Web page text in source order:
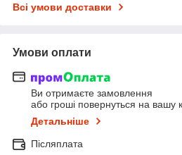
Всі умови доставки
Умови оплати
Ви отримаєте замовлення
або гроші повернуться на вашу
Детальніше
Післяплата